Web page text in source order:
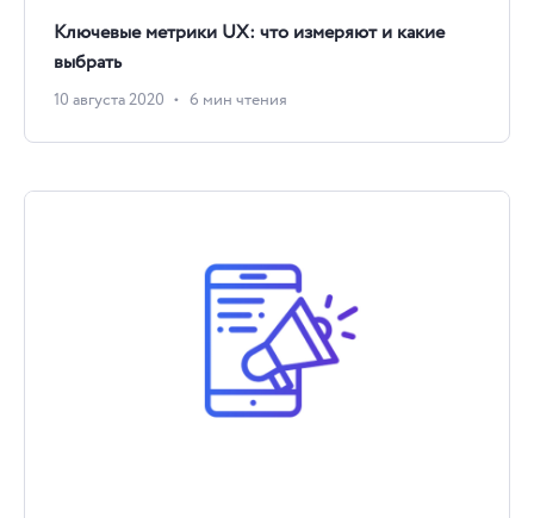
Ключевые метрики UX: что измеряют и какие
выбрать
10 августа 2020 6 мин чтения